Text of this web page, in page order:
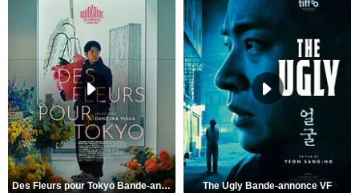
Des Fleurs pour Tokyo Bande-annonce VO STFR The Ugly Bande-annonce VF